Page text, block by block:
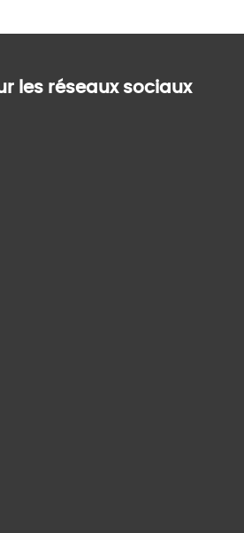
les réseaux sociaux